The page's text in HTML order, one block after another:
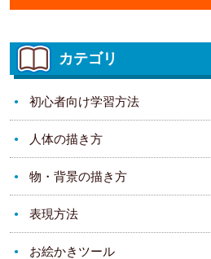
カテゴリ
初心者向け学習方法
人体の描き方
物・背景の描き方
表現方法
お絵かきツール